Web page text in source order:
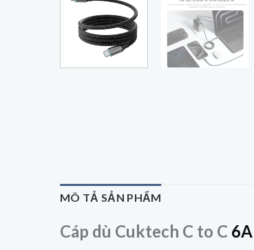
MÔ TẢ SẢN PHẨM
Cáp dù Cuktech C to C